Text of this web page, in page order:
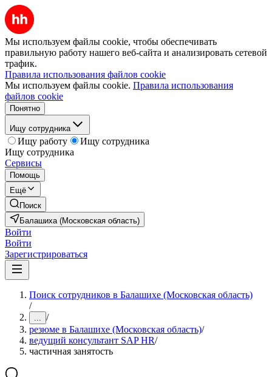
Мы используем файлы cookie, чтобы обеспечивать
правильную работу нашего веб-сайта и анализировать сетевой
трафик.
Правила использования файлов cookie
Мы используем файлы cookie. Правила использования
файлов cookie
Понятно
Ищу сотрудника
Ищу работу
Ищу сотрудника
Ищу сотрудника
Сервисы
Помощь
Ещё
Поиск
Балашиха (Московская область)
Войти
Войти
Зарегистрироваться
Поиск сотрудников в Балашихе (Московская область)
/
... /
резюме в Балашихе (Московская область)/
ведущий консультант SAP HR/
частичная занятость